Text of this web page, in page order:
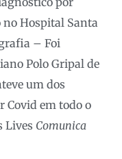
Hospital Santa
– Foi
Polo Gripal de
um dos
Covid em todo o
Lives Comunica